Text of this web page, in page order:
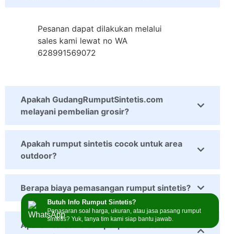
Pesanan dapat dilakukan melalui
sales kami lewat no WA
628991569072
Apakah GudangRumputSintetis.com
melayani pembelian grosir?
Apakah rumput sintetis cocok untuk area
outdoor?
Berapa biaya pemasangan rumput sintetis?
Apakah tersedia sampel produk sebelum
Butuh Info Rumput Sintetis?
Penasaran soal harga, ukuran, atau jasa pasang rumput
sintetis? Yuk, tanya tim kami siap bantu jawab.